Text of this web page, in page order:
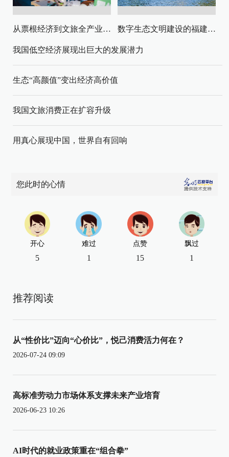
从票根经济到文旅全产业链升级 数字生态文明建设的福建路径与启示
我国低空经济展现出巨大的发展潜力
生态“高颜值”变出经济高价值
我国文旅消费正在扩容升级
用真心展现中国，世界自有回响
您此时的心情
开心
5
难过
1
点赞
15
飘过
1
推荐阅读
从“性价比”迈向“心价比”，悦己消费活力何在？
2026-07-24 09:09
高标准劳动力市场体系支撑未来产业培育
2026-06-23 10:26
AI时代的就业政策重在“组合拳”